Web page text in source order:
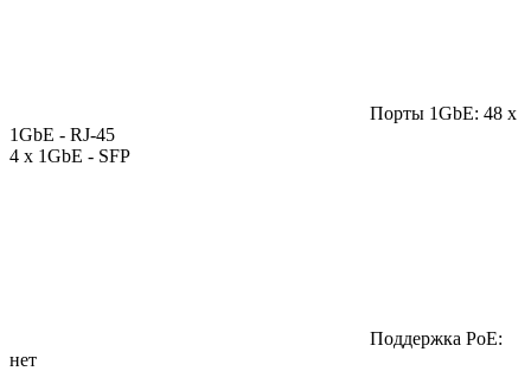
Порты 1GbE: 48 x
1GbE - RJ-45
4 x 1GbE - SFP
Поддержка PoE:
нет